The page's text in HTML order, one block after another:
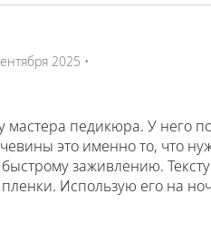
2025 •
мастера педикюра. У него
это именно то, что
заживлению.
Использую его на